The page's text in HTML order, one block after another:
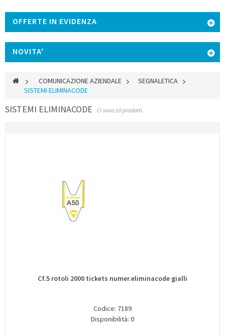
OFFERTE IN EVIDENZA
NOVITA'
> COMUNICAZIONE AZIENDALE >
SEGNALETICA
SISTEMI ELIMINACODE
SISTEMI ELIMINACODE Ci sono 10 prodotti.
Cf.5 rotoli 2000 tickets numer.eliminacode gialli
Codice: 7189
Disponibilità: 0